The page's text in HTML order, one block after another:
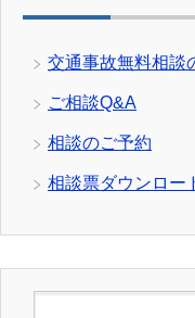
交通事故無料相談
ご相談Q&A
相談のご予約
相談票ダウンロー